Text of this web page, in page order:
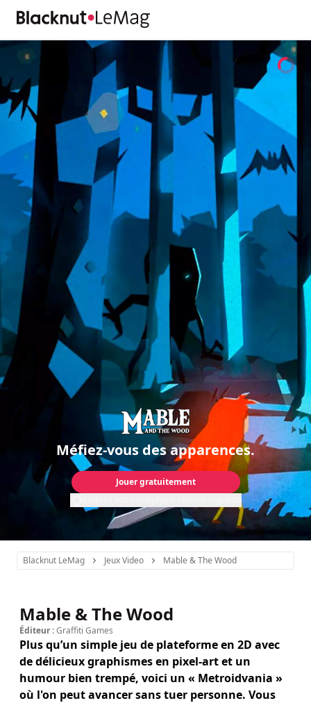
Méfiez-vous des apparences.
Jouer gratuitement
Blacknut LeMag Jeux Video Mable & The Wood
Mable & The Wood
Éditeur :Graffiti Games
Plus qu’un simple jeu de plateforme en 2D avec
de délicieux graphismes en pixel-art et un
humour bien trempé, voici un « Metroidvania »
où l'on peut avancer sans tuer personne. Vous